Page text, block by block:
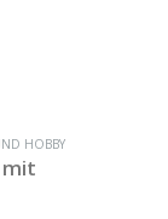
HOBBY
mit